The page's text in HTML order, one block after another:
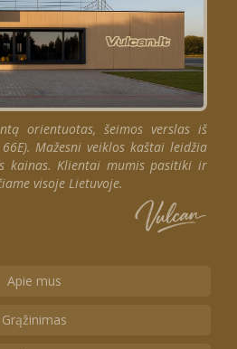
orientuotas, šeimos verslas iš
Mažesni veiklos kaštai leidžia
kainas. Klientai mumis pasitiki ir
visoje Lietuvoje.
Apie mus
Grąžinimas